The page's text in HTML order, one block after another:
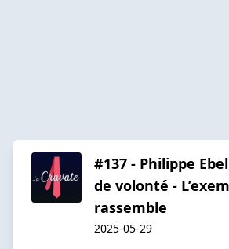
#137 - Philippe
de volonté -
rassemble
2025-05-29